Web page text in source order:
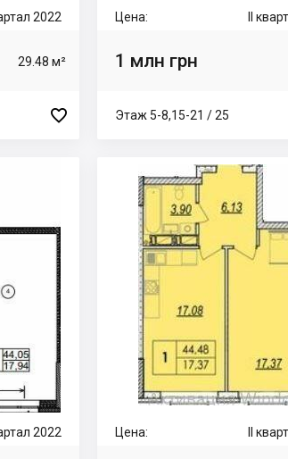
2022
29.48 м²

Цена: II
1 млн грн
Этаж 5-8,15-21 / 25
2022 Цена: II